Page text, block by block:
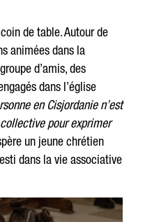
de table. Autour de
animées dans la
d’amis, des
dans l’église
en Cisjordanie n’est
pour exprimer
un jeune chrétien
dans la vie associative